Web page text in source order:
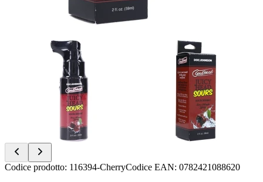
Item
Codice prodotto: 116394-CherryCodice EAN: 0782421088620